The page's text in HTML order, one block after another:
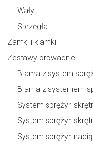
Wały
Sprzęgła
Zamki i klamki
Zestawy prowadnic
Brama z system
Brama z systemem
System sprężyn
System sprężyn
System sprężyn